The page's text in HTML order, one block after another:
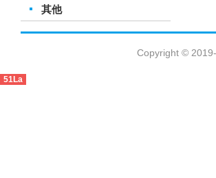
其他
Copyright ©
51La